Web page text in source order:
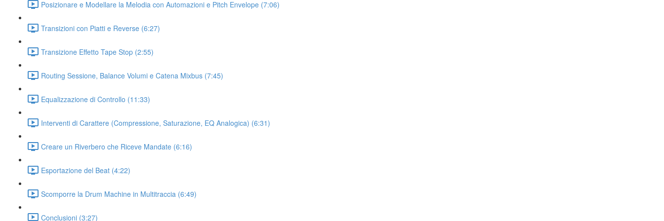
Posizionare e Modellare la Melodia con Automazioni e Pitch Envelope (7:06)
Transizioni con Piatti e Reverse (6:27)
Transizione Effetto Tape Stop (2:55)
Routing Sessione, Balance Volumi e Catena Mixbus (7:45)
Equalizzazione di Controllo (11:33)
Interventi di Carattere (Compressione, Saturazione, EQ Analogica) (6:31)
Creare un Riverbero che Riceve Mandate (6:16)
Esportazione del Beat (4:22)
Scomporre la Drum Machine in Multitraccia (6:49)
Conclusioni (3:27)